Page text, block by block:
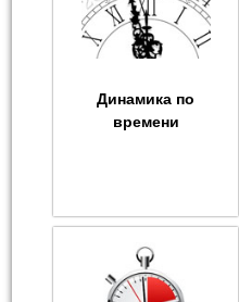
Динамика по
времени